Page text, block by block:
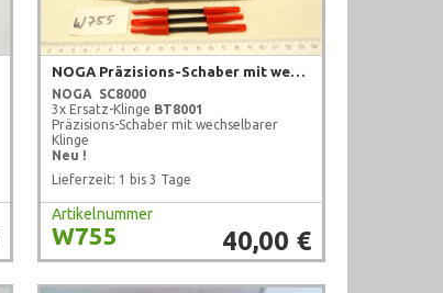
NOGA Präzisions-Schaber mit wechselbarer Klinge
NOGA
SC8000
3x Ersatz-Klinge BT8001
Präzisions-Schaber mit wechselbarer
Klinge
Neu !
Lieferzeit: 1 bis 3 Tage
Artikelnummer
W755 40,00 €